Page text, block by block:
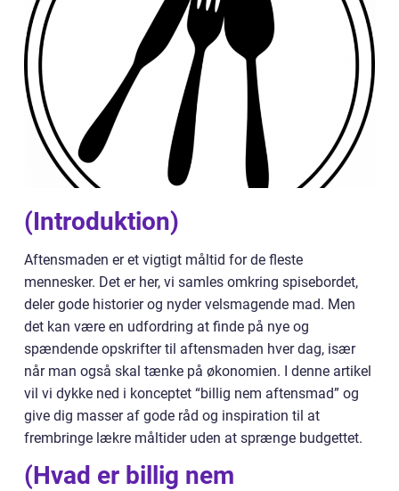
(Introduktion)
Aftensmaden er et vigtigt måltid for de fleste
mennesker. Det er her, vi samles omkring spisebordet,
deler gode historier og nyder velsmagende mad. Men
det kan være en udfordring at finde på nye og
spændende opskrifter til aftensmaden hver dag, især
når man også skal tænke på økonomien. I denne artikel
vil vi dykke ned i konceptet “billig nem aftensmad” og
give dig masser af gode råd og inspiration til at
frembringe lækre måltider uden at sprænge budgettet.
(Hvad er billig nem